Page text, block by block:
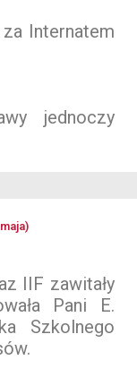
Internatem
jednoczy
IIF zawitały
Pani E.
Szkolnego